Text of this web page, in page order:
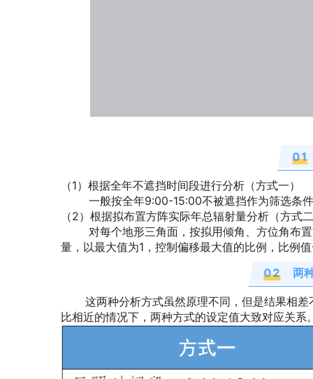
01
（1）根据全年不遮挡时间段进行分析（方式一）
一般按全年9:00-15:00不被遮挡作为筛选条件
（2）根据拟布置方阵实际年总辐射量分析（方式
对每个地形三角面，按拟用倾角、方位角布置
量，以最大值为1，控制偏移最大值的比例，比例
02 两
这两种分析方式虽然原理不同，但是结果相差
比相近的情况下，两种方式的设定值大致对应关